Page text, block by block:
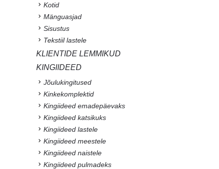
Kotid
Mänguasjad
Sisustus
Tekstiil lastele
KLIENTIDE LEMMIKUD
KINGIIDEED
Jõulukingitused
Kinkekomplektid
Kingiideed emadepäevaks
Kingiideed katsikuks
Kingiideed lastele
Kingiideed meestele
Kingiideed naistele
Kingiideed pulmadeks